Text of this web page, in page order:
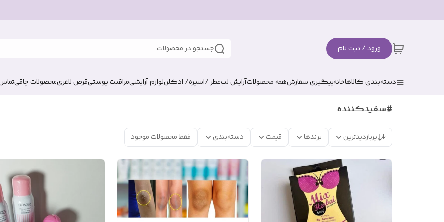
ورود / ثبت نام جستجو در محصولات
دسته‌بندی کالاهاخانهپیگیری سفارشهمه محصولاتآرایش لبعطر /اسپره/ ادکلنلوازم آرایشیمراقبت پوستیقرص لاغریمحصولات چاقیتماس
#سفیدکننده
پربازدیدترین برندها قیمت دسته‌بندی فقط محصولات موجود